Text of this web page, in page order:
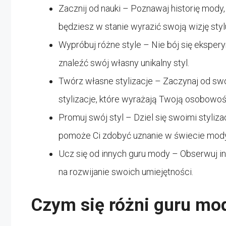
Zacznij od nauki – Poznawaj historię
będziesz w stanie wyrazić swoją wizję
Wypróbuj różne style – Nie bój się
znaleźć swój własny unikalny styl.
Twórz własne stylizacje – Zaczynaj od
stylizacje, które wyrażają Twoją
Promuj swój styl – Dziel się swoimi
pomoże Ci zdobyć uznanie w świecie
Ucz się od innych guru mody – Obserwuj
na rozwijanie swoich umiejętności.
Czym się różni guru